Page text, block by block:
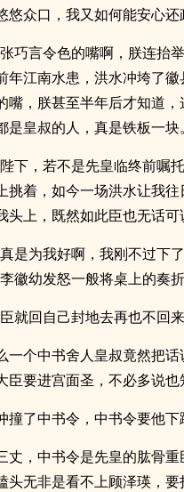
悠众口，我又如何能安心还
巧言令色的嘴啊，朕连抬
年江南水患，洪水冲垮了
嘴，朕甚至半年后才知道
皇叔的人，真是铁板一块
下，若不是先皇临终前嘱
着，如今一场洪水让我往
头上，既然如此臣也无话
是为我好啊，我刚不过下
徽幼发怒一般将桌上的奏折
就回自己封地去再也不回
一个中书舍人皇叔竟然把
要进宫面圣，不必多说也
了中书令，中书令要他下
丈，中书令是先皇的肱骨
无非是看不上顾泽瑛，要